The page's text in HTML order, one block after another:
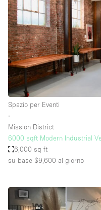
Spazio per Eventi
∙
Mission District
6000 sqft Modern Industrial
6,000 sq ft
su base $9,600 al giorno